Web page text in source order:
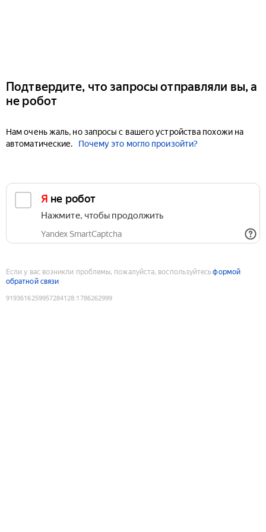
Подтвердите, что запросы отправляли вы, а
не робот
Нам очень жаль, но запросы с вашего устройства похожи на
автоматические.
Почему это могло произойти?
Я не робот
Нажмите, чтобы продолжить
Yandex SmartCaptcha
Если у вас возникли проблемы, пожалуйста, воспользуйтесьформой
обратной связи
9193616259957284128:1786262999